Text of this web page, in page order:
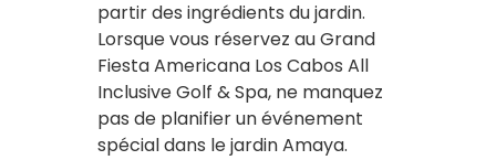
partir des ingrédients du jardin.
Lorsque vous réservez au Grand
Fiesta Americana Los Cabos All
Inclusive Golf & Spa, ne manquez
pas de planifier un événement
spécial dans le jardin Amaya.